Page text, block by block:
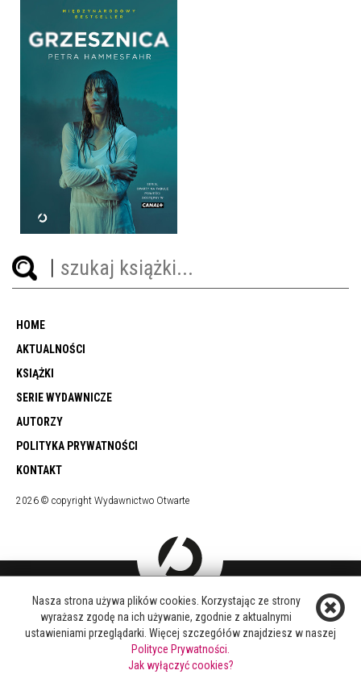
GRZESZNICA
PETRA HAMMESFAHR
OPRAWA MIĘKKA
39,90 ZŁ
HOME
AKTUALNOŚCI
KSIĄŻKI
SERIE WYDAWNICZE
AUTORZY
POLITYKA PRYWATNOŚCI
KONTAKT
2026 © copyright Wydawnictwo Otwarte
DOŁĄCZ DO NAS
FACEBOOK
TWITTER
Nasza strona używa plików cookies. Korzystając ze strony
wyrażasz zgodę na ich używanie, zgodnie z aktualnymi
ustawieniami przeglądarki. Więcej szczegółów znajdziesz w naszej
Polityce Prywatności.
Jak wyłączyć cookies?